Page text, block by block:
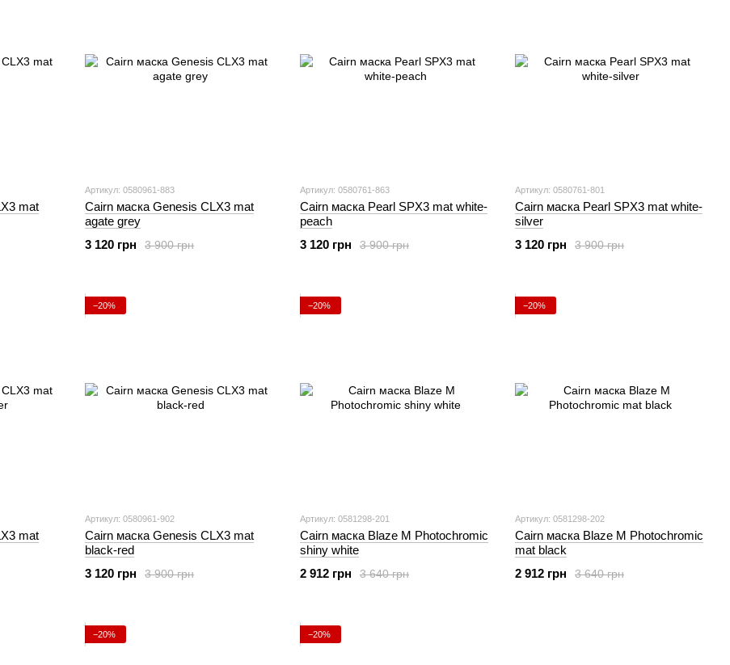
mat
Артикул: 0580961-883
Cairn маска Genesis CLX3 mat
agate grey
3 900 грн
3 120 грн
Артикул: 0580761-863
Cairn маска Pearl SPX3 mat white-
peach
3 900 грн
3 120 грн
Артикул: 0580761-801
Cairn маска Pearl SPX3 mat white-
silver
3 900 грн
3 120 грн
mat
−20%
Артикул: 0580961-902
Cairn маска Genesis CLX3 mat
black-red
3 900 грн
3 120 грн
−20%
Артикул: 0581298-201
Cairn маска Blaze M Photochromic
shiny white
3 640 грн
2 912 грн
−20%
Артикул: 0581298-202
Cairn маска Blaze M Photochromic
mat black
3 640 грн
2 912 грн
−20% −20%